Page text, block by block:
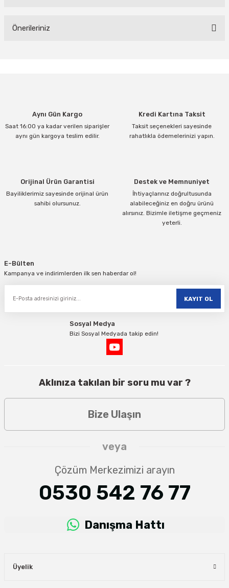
Önerileriniz
Ürün açıklamasında eksik bilgiler bulunuyor.
Ürün bilgilerinde hatalar bulunuyor.
Aynı Gün Kargo
Saat 16:00 ya kadar verilen siparişler
aynı gün kargoya teslim edilir.
Kredi Kartına Taksit
Taksit seçenekleri sayesinde
rahatlıkla ödemelerinizi yapın.
Orijinal Ürün Garantisi
Bayiliklerimiz sayesinde orijinal ürün
sahibi olursunuz.
Destek ve Memnuniyet
İhtiyaçlarınız doğrultusunda
alabileceğiniz en doğru ürünü
alırsınız. Bizimle iletişme geçmeniz
yeterli.
E-Bülten
Kampanya ve indirimlerden ilk sen haberdar ol!
KAYIT OL
Sosyal Medya
Bizi Sosyal Medyada takip edin!
Aklınıza takılan bir soru mu var ?
Bize Ulaşın
veya
Çözüm Merkezimizi arayın
0530 542 76 77
Danışma Hattı
Üyelik